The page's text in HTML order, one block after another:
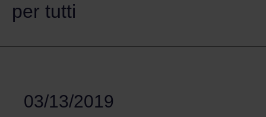
per tutti
03/13/2019